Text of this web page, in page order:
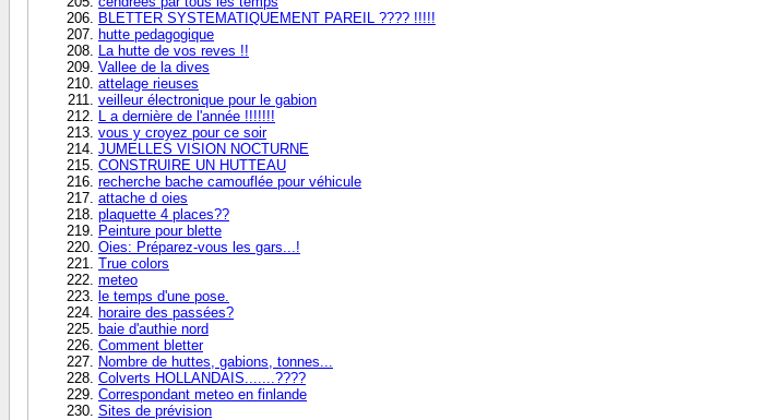
BLETTER SYSTEMATIQUEMENT PAREIL ???? !!!!!
hutte pedagogique
La hutte de vos reves !!
Vallee de la dives
attelage rieuses
veilleur électronique pour le gabion
L a dernière de l'année !!!!!!!
vous y croyez pour ce soir
JUMELLES VISION NOCTURNE
CONSTRUIRE UN HUTTEAU
recherche bache camouflée pour véhicule
attache d oies
plaquette 4 places??
Peinture pour blette
Oies: Préparez-vous les gars...!
True colors
meteo
le temps d'une pose.
horaire des passées?
baie d'authie nord
Comment bletter
Nombre de huttes, gabions, tonnes...
Colverts HOLLANDAIS.......????
Correspondant meteo en finlande
Sites de prévision